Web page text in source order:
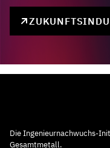
Die Ingenieurnachwuchs-
Gesamtmetall.